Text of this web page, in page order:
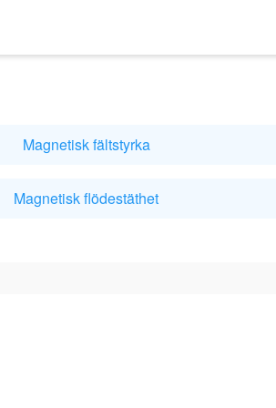
Magnetisk fältstyrka
Magnetisk flödestäthet